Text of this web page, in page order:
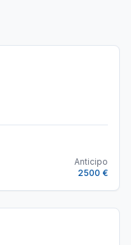
Anticipo
2500 €